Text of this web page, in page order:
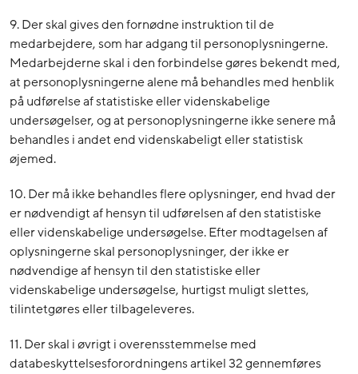
9. Der skal gives den fornødne instruktion til de
medarbejdere, som har adgang til personoplysningerne.
Medarbejderne skal i den forbindelse gøres bekendt med,
at personoplysningerne alene må behandles med henblik
på udførelse af statistiske eller videnskabelige
undersøgelser, og at personoplysningerne ikke senere må
behandles i andet end videnskabeligt eller statistisk
øjemed.
10. Der må ikke behandles flere oplysninger, end hvad der
er nødvendigt af hensyn til udførelsen af den statistiske
eller videnskabelige undersøgelse. Efter modtagelsen af
oplysningerne skal personoplysninger, der ikke er
nødvendige af hensyn til den statistiske eller
videnskabelige undersøgelse, hurtigst muligt slettes,
tilintetgøres eller tilbageleveres.
11. Der skal i øvrigt i overensstemmelse med
databeskyttelsesforordningens artikel 32 gennemføres